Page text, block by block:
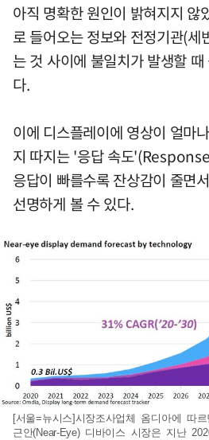
아직 명확한 원인이 밝혀지지 않
로 들어오는 정보와 전정기관(세
는 것 사이에 불일치가 발생할
다.
이에 디스플레이에 영상이 얼마
지 따지는 '응답 속도
응답이 빠를수록 잔상감이 줄면
선명하게 볼 수 있다.
[서울=뉴시스]시장조사업체 옴디아에 따
근안(Near-Eye) 디바이스 시장은 지난